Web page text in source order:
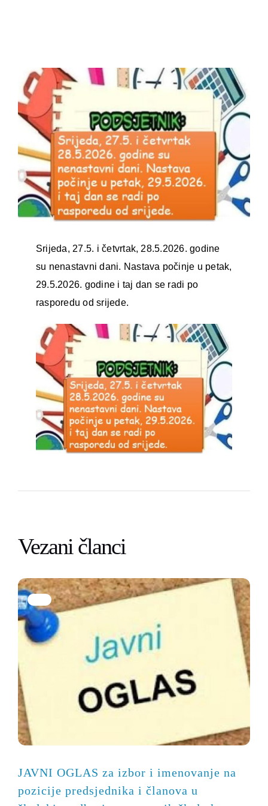
Srijeda, 27.5. i četvrtak, 28.5.2026. godine
su nenastavni dani. Nastava počinje u petak,
29.5.2026. godine i taj dan se radi po
rasporedu od srijede.
Vezani članci
JAVNI OGLAS za izbor i imenovanje na
pozicije predsjednika i članova u